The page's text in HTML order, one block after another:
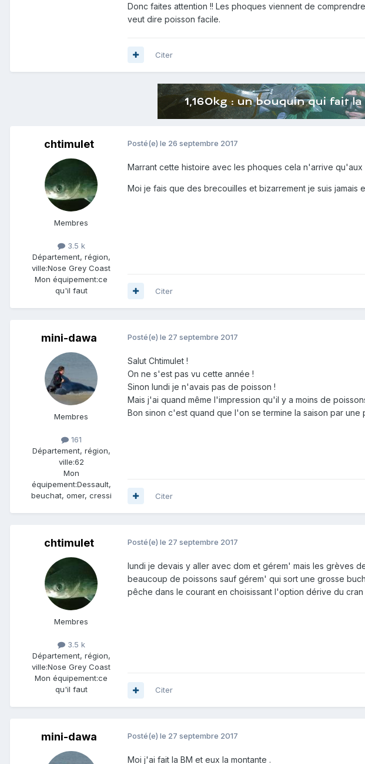
Donc faites attention !! Les phoques viennent de
veut dire poisson facile.
Citer
chtimulet
Membres
3.5 k
Département, région,
ville:Nose Grey Coast
Mon équipement:ce
qu'il faut
Posté(e) le 26 septembre 2017
Marrant cette histoire avec les phoques cela n'arrive qu'aux
Moi je fais que des brecouilles et bizarrement je suis jamais
Citer
mini-dawa
Membres
161
Département, région,
ville:62
Mon
équipement:Dessault,
beuchat, omer, cressi
Posté(e) le 27 septembre 2017
Salut Chtimulet !
On ne s'est pas vu cette année !
Sinon lundi je n'avais pas de poisson !
Mais j'ai quand même l'impression qu'il y a moins de
Bon sinon c'est quand que l'on se termine la saison par une
Citer
chtimulet
Membres
3.5 k
Département, région,
ville:Nose Grey Coast
Mon équipement:ce
qu'il faut
Posté(e) le 27 septembre 2017
lundi je devais y aller avec dom et gérem' mais les grèves
beaucoup de poissons sauf gérem' qui sort une grosse
pêche dans le courant en choisissant l'option dérive du
Citer
mini-dawa Posté(e) le 27 septembre 2017
Moi j'ai fait la BM et eux la montante .